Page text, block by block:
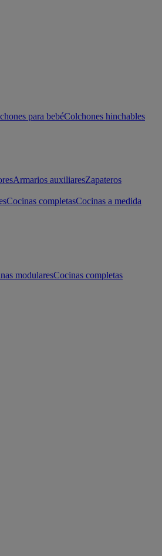
para bebéColchones hinchables
Armarios auxiliaresZapateros
Cocinas completasCocinas a medida
modularesCocinas completas